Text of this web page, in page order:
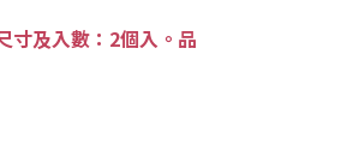
寸及入數：2個入。品